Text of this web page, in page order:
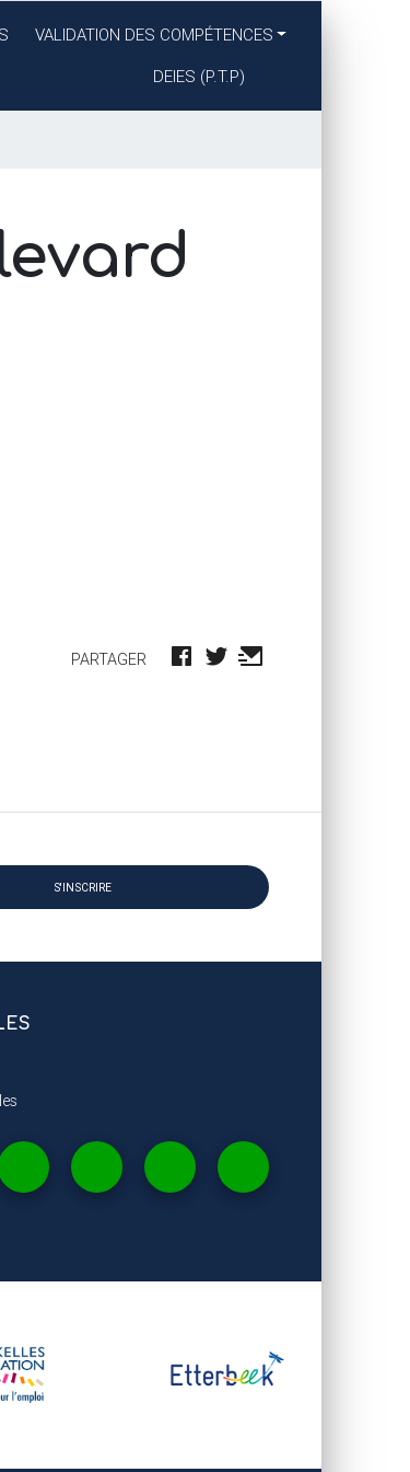
VALIDATION DES COMPÉTENCES
DEIES (P.T.P)
PARTAGER
S'INSCRIRE